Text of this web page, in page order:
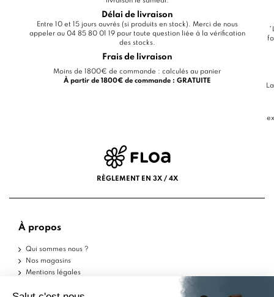
Délai de livraison
Entre 10 et 15 jours ouvrés (si produits en stock). Merci de nous
appeler au 04 85 80 01 19 pour toute question liée à la vérification
des stocks.
Frais de livraison
Moins de 1800€ de commande : calculés au panier
À partir de 1800€ de commande : GRATUITE
RÈGLEMENT EN 3X / 4X
À propos
Qui sommes nous ?
Nos magasins
Mentions légales
Politique de confidentialité